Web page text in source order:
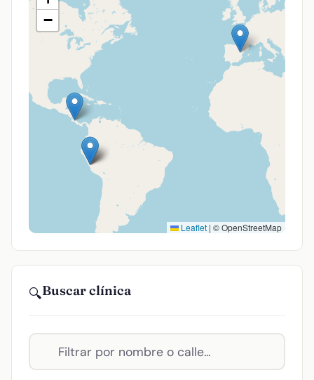
−
Leaflet | © OpenStreetMap
🔍Buscar clínica